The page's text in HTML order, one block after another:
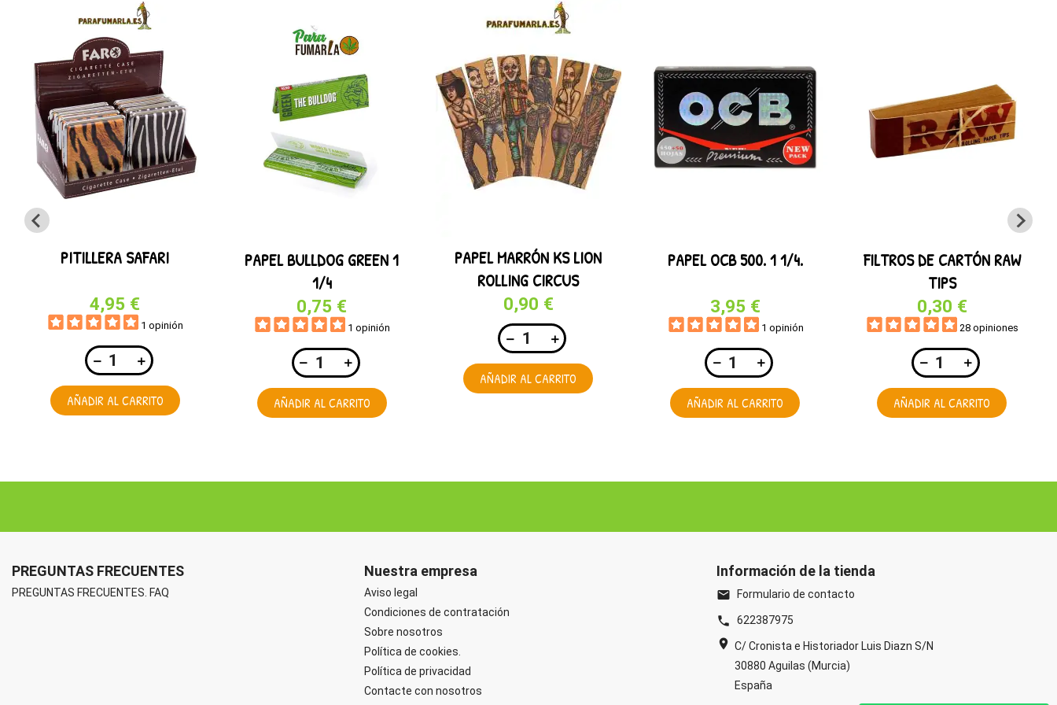
PITILLERA SAFARI
4,95 €
1 opinión
AÑADIR AL CARRITO
PAPEL BULLDOG GREEN 1
1/4
0,75 €
1 opinión
AÑADIR AL CARRITO
PAPEL MARRÓN KS LION
ROLLING CIRCUS
0,90 €
AÑADIR AL CARRITO
PAPEL OCB 500. 1 1/4.
3,95 €
1 opinión
AÑADIR AL CARRITO
FILTROS DE CARTÓN RAW
TIPS
0,30 €
28 opiniones
AÑADIR AL CARRITO
PREGUNTAS FRECUENTES
PREGUNTAS FRECUENTES. FAQ
Nuestra empresa
Aviso legal
Condiciones de contratación
Sobre nosotros
Política de cookies.
Política de privacidad
Contacte con nosotros
Información de la tienda
email Formulario de contacto
phone 622387975
location_on C/ Cronista e Historiador Luis Diazn S/N
30880 Aguilas (Murcia)
España